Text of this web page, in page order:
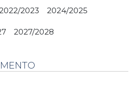
2023 2024/2025
2027/2028